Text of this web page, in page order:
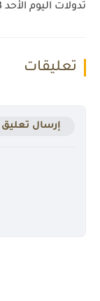
تدولات اليوم الأحد 29/1/2023
تعليقات
إرسال تعليق